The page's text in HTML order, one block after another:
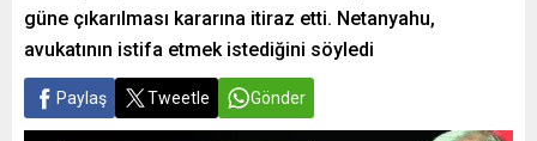
güne çıkarılması kararına itiraz etti. Netanyahu,
avukatının istifa etmek istediğini söyledi
Paylaş Tweetle Gönder